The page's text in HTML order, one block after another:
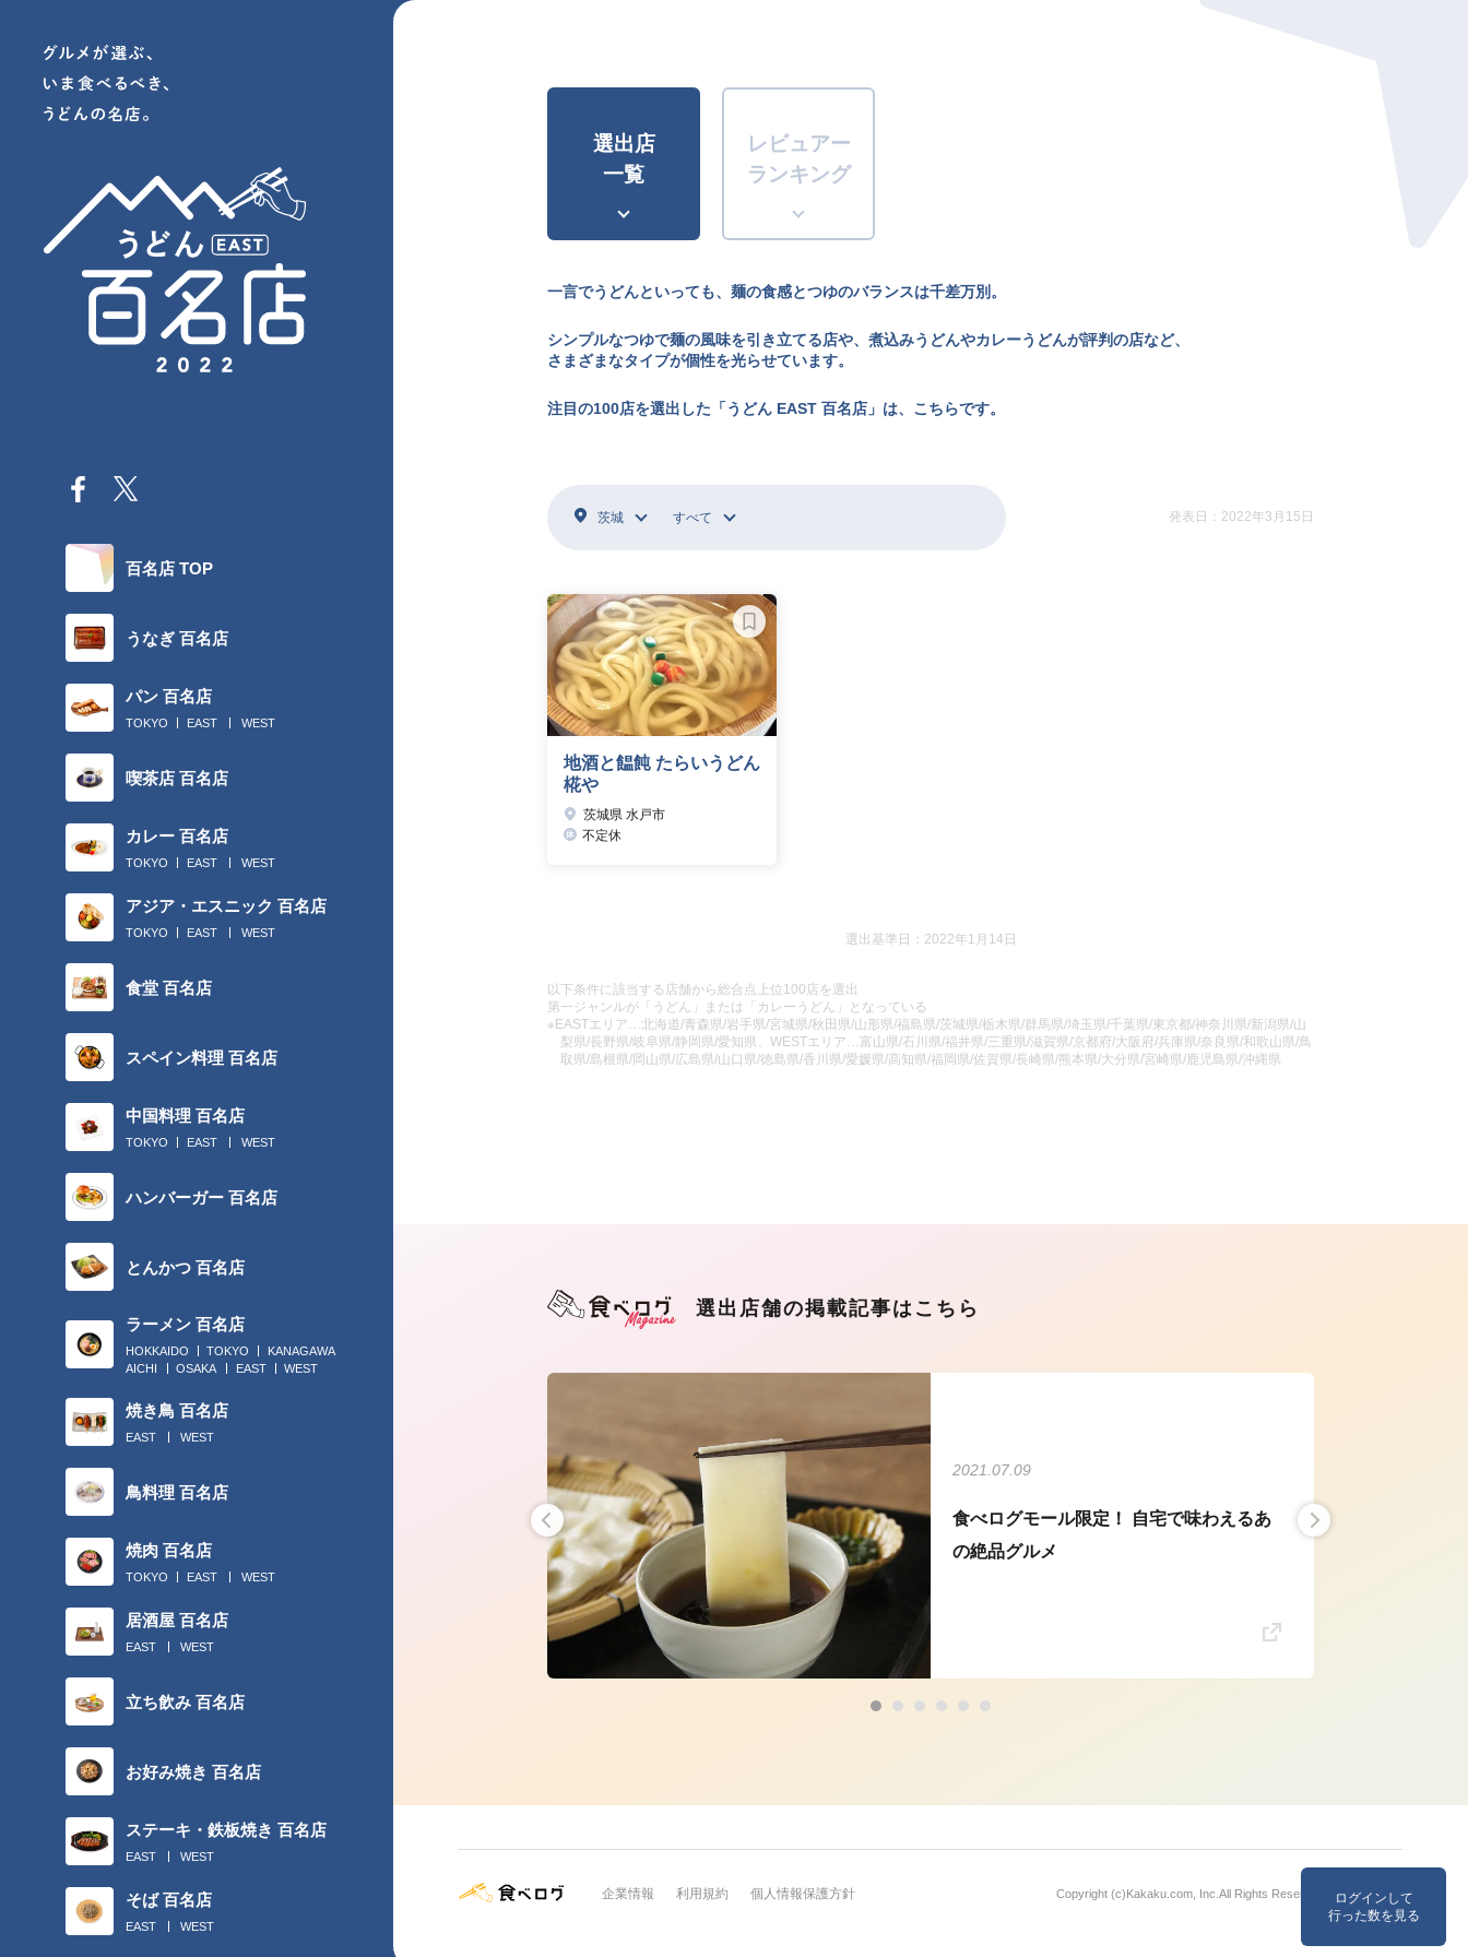
百名店 TOP
うなぎ 百名店
パン 百名店
TOKYO EAST WEST
喫茶店 百名店
カレー 百名店
TOKYO EAST WEST
アジア・エスニック 百名店
TOKYO EAST WEST
食堂 百名店
スペイン料理 百名店
中国料理 百名店
TOKYO EAST WEST
ハンバーガー 百名店
とんかつ 百名店
ラーメン 百名店
HOKKAIDO TOKYO
KANAGAWA
AICHI
OSAKA EAST WEST
焼き鳥 百名店
EAST WEST
鳥料理 百名店
焼肉 百名店
TOKYO EAST WEST
居酒屋 百名店
EAST WEST
立ち飲み 百名店
お好み焼き 百名店
ステーキ・鉄板焼き 百名店
EAST WEST
そば 百名店
EAST WEST
選出店
一覧
レビュアー
ランキング
一言でうどんといっても、麺の食感とつゆのバランスは千差万別。
シンプルなつゆで麺の風味を引き立てる店や、煮込みうどんやカレーうどんが評判の店など、
さまざまなタイプが個性を光らせています。
注目の100店を選出した「うどん EAST 百名店」は、こちらです。
茨城 すべて 発表日：2022年3月15日
地酒と饂飩 たらいうどん
椛や
茨城県 水戸市
不定休
選出基準日：2022年1月14日
以下条件に該当する店舗から総合点上位100店を選出
第一ジャンルが「うどん」または「カレーうどん」となっている
※EASTエリア…北海道/青森県/岩手県/宮城県/秋田県/山形県/福島県/茨城県/栃木県/群馬県/埼玉県/千葉県/東京都/神奈川県/新潟県/山
梨県/長野県/岐阜県/静岡県/愛知県、WESTエリア…富山県/石川県/福井県/三重県/滋賀県/京都府/大阪府/兵庫県/奈良県/和歌山県/鳥
取県/島根県/岡山県/広島県/山口県/徳島県/香川県/愛媛県/高知県/福岡県/佐賀県/長崎県/熊本県/大分県/宮崎県/鹿児島県/沖縄県
ログインして
行った数を見る
選出店舗の掲載記事はこちら
ん”！
2021.07.09
食べログモール限定！ 自宅で味わえるあ
の絶品グルメ
企業情報 利用規約 個人情報保護方針 Copyright (c) Kakaku.com, Inc.All Rights Reserved. 無断転載禁止